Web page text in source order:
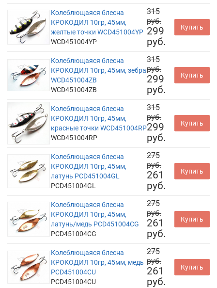
Колеблющаяся блесна
КРОКОДИЛ 10гр, 45мм,
желтые точки WCD451004YP
WCD451004YP
315
руб.
299
руб.
Купить
Колеблющаяся блесна
КРОКОДИЛ 10гр, 45мм, зебра
WCD451004ZB
WCD451004ZB
315
руб.
299
руб.
Купить
Колеблющаяся блесна
КРОКОДИЛ 10гр, 45мм,
красные точки WCD451004RP
WCD451004RP
315
руб.
299
руб.
Купить
Колеблющаяся блесна
КРОКОДИЛ 10гр, 45мм,
латунь PCD451004GL
PCD451004GL
275
руб.
261
руб.
Купить
Колеблющаяся блесна
КРОКОДИЛ 10гр, 45мм,
латунь/медь PCD451004CG
PCD451004CG
275
руб.
261
руб.
Купить
Колеблющаяся блесна
КРОКОДИЛ 10гр, 45мм, медь
PCD451004CU
PCD451004CU
275
руб.
261
руб.
Купить